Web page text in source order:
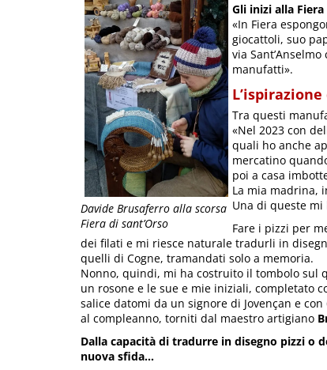
Davide Brusaferro alla scorsa
Fiera di sant’Orso
Gli inizi alla Fiera
«In Fiera
giocattoli, suo
via
manufatti».
Tra questi
«Nel 2023 con
quali ho anche
mercatino
poi a casa
La mia madrina,
Una di queste mi
Fare i pizzi per
dei filati e mi riesce naturale tradurli in
quelli di Cogne, tramandati solo a memoria.
Nonno, quindi, mi ha costruito il tombolo sul
un rosone e le sue e mie iniziali, completato
salice datomi da un signore di Jovençan e
al compleanno, torniti dal maestro artigiano
Dalla capacità di tradurre in disegno pizzi o
nuova sfida…